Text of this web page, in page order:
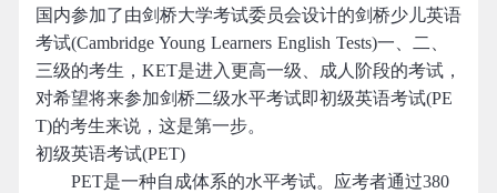
国内参加了由剑桥大学考试委员会设计的剑桥少儿英语
考试(Cambridge Young Learners English Tests)一、二、
三级的考生，KET是进入更高一级、成人阶段的考试，
对希望将来参加剑桥二级水平考试即初级英语考试(PE
T)的考生来说，这是第一步。
初级英语考试(PET)
PET是一种自成体系的水平考试。应考者通过380